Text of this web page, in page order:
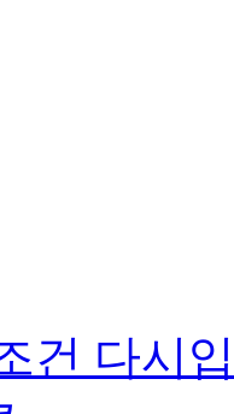
건 다시